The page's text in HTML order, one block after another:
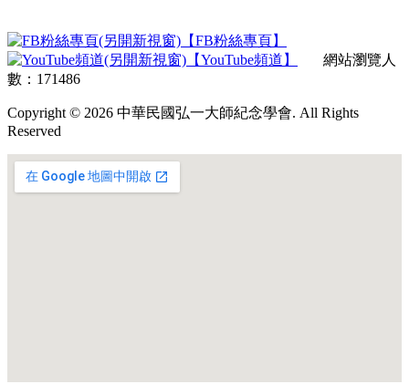
【FB粉絲專頁】
【YouTube頻道】
網站瀏覽人
數：171486
Copyright © 2026 中華民國弘一大師紀念學會. All Rights
Reserved